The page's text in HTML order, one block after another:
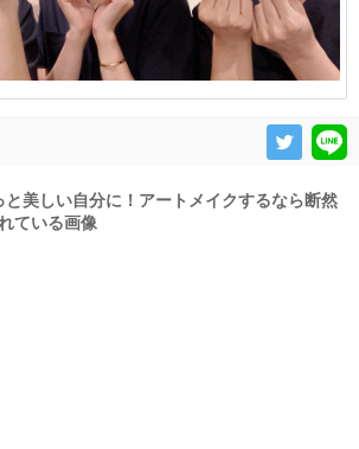
と美しい自分に！アートメイクするなら断然
ている画像